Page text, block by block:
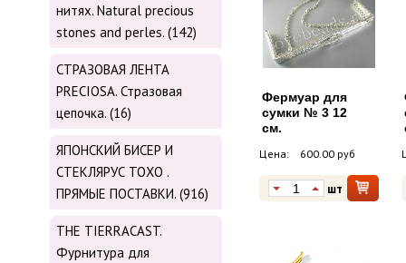
нитях. Natural precious
stones and perles. (142)
СТРАЗОВАЯ ЛЕНТА
PRECIOSA. Стразовая
цепочка. (16)
ЯПОНСКИЙ БИСЕР И
СТЕКЛЯРУС TOХО .
ПРЯМЫЕ ПОСТАВКИ. (916)
THE TIERRACAST.
Фурнитура для
Фермуар для
сумки № 3 12
см.
Цена: 600.00 руб
шт